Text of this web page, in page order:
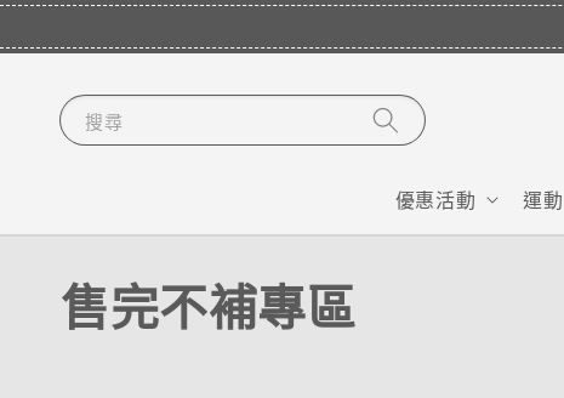
搜尋
優惠活動 運動
售完不補專區